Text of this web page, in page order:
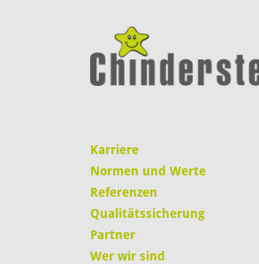
Karriere
Normen und Werte
Referenzen
Qualitätssicherung
Partner
Wer wir sind